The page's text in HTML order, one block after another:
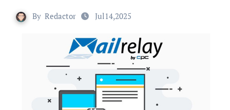
By Redactor Jul14,2025